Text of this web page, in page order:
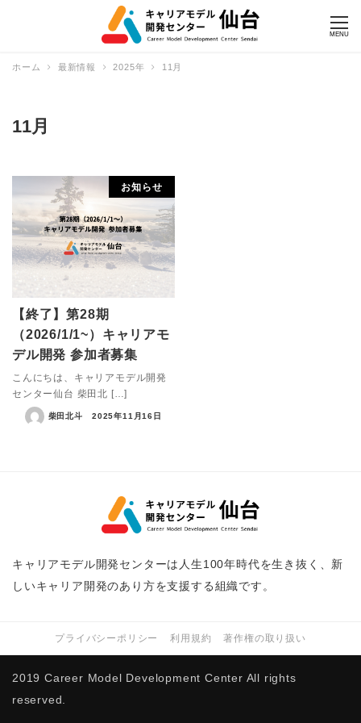
MENU
ホーム 最新情報 2025年 11月
11月
お知らせ
【終了】第28期
（2026/1/1~）キャリアモ
デル開発 参加者募集
こんにちは、キャリアモデル開発
センター仙台 柴田北 […]
柴田北斗 2025年11月16日
キャリアモデル開発センターは人生100年時代を生き抜く、新
しいキャリア開発のあり方を支援する組織です。
プライバシーポリシー 利用規約 著作権の取り扱い
2019 Career Model Development Center All rights
reserved.